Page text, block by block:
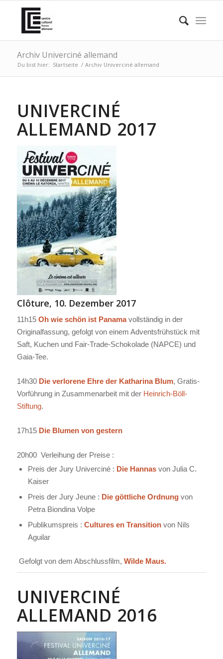
Archiv Univerciné allemand
Du bist hier: Startseite / Archiv Univerciné allemand
UNIVERCINÉ
ALLEMAND 2017
Clôture, 10. Dezember 2017
11h15 Oh wie schön ist Panamavollständig in der
Originalfassung, gefolgt von einem Adventsfrühstück mit
Saft, Kuchen und Fair-Trade-Schokolade (NAPCE) und
Gaia-Tee.
14h30 Die verlorene Ehre der Katharina Blum, Gratis-
Vorführung in Zusammenarbeit mit der Heinrich-Böll-
Stiftung.
17h15 Die Blumen von gestern
20h00 Verleihung der Preise :
Preis der Jury Univerciné : Die Hannasvon Julia C.
Kaiser
Preis der Jury Jeune : Die göttliche Ordnungvon
Petra Biondina Volpe
Publikumspreis : Cultures en Transitionvon Nils
Aguilar
Gefolgt von dem Abschlussfilm, Wilde Maus.
UNIVERCINÉ
ALLEMAND 2016